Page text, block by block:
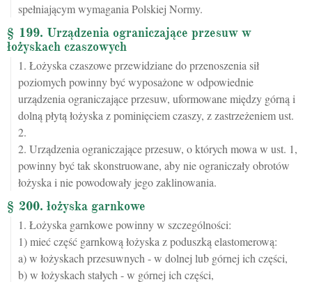
spełniającym wymagania Polskiej Normy.
§ 199. Urządzenia ograniczające przesuw w
łożyskach czaszowych
1. Łożyska czaszowe przewidziane do przenoszenia sił
poziomych powinny być wyposażone w odpowiednie
urządzenia ograniczające przesuw, uformowane między górną i
dolną płytą łożyska z pominięciem czaszy, z zastrzeżeniem ust.
2.
2. Urządzenia ograniczające przesuw, o których mowa w ust. 1,
powinny być tak skonstruowane, aby nie ograniczały obrotów
łożyska i nie powodowały jego zaklinowania.
§ 200. łożyska garnkowe
1. Łożyska garnkowe powinny w szczególności:
1) mieć część garnkową łożyska z poduszką elastomerową:
a) w łożyskach przesuwnych - w dolnej lub górnej ich części,
b) w łożyskach stałych - w górnej ich części,